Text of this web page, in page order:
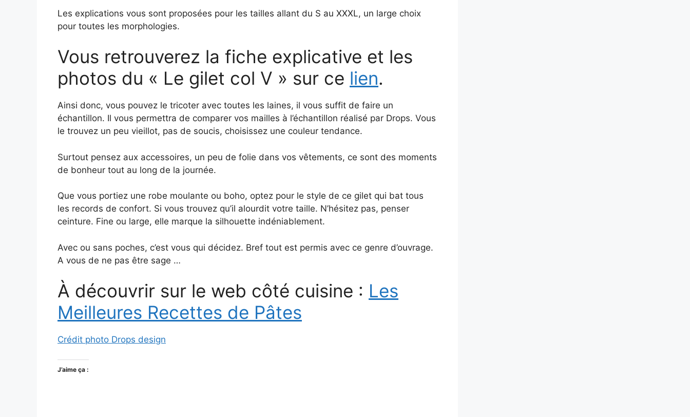
Les explications vous sont proposées pour les tailles allant du S au XXXL, un large choix
pour toutes les morphologies.
Vous retrouverez la fiche explicative et les
photos du « Le gilet col V » sur ce lien.
Ainsi donc, vous pouvez le tricoter avec toutes les laines, il vous suffit de faire un
échantillon. Il vous permettra de comparer vos mailles à l’échantillon réalisé par Drops. Vous
le trouvez un peu vieillot, pas de soucis, choisissez une couleur tendance.
Surtout pensez aux accessoires, un peu de folie dans vos vêtements, ce sont des moments
de bonheur tout au long de la journée.
Que vous portiez une robe moulante ou boho, optez pour le style de ce gilet qui bat tous
les records de confort. Si vous trouvez qu’il alourdit votre taille. N’hésitez pas, penser
ceinture. Fine ou large, elle marque la silhouette indéniablement.
Avec ou sans poches, c’est vous qui décidez. Bref tout est permis avec ce genre d’ouvrage.
A vous de ne pas être sage …
À découvrir sur le web côté cuisine : Les
Meilleures Recettes de Pâtes
Crédit photo Drops design
J’aime ça :